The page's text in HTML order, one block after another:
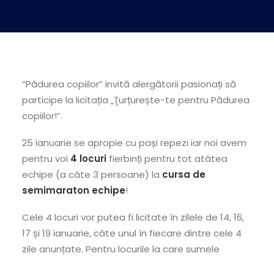
“Pădurea copiilor” invită alergătorii pasionați să
participe la licitația „Ţurțurește-te pentru Pădurea
copiilor!”.
25 ianuarie se apropie cu pași repezi iar noi avem
pentru voi 4 locuri fierbinți pentru tot atâtea
echipe (a câte 3 persoane) la cursa de
semimaraton echipe!
Cele 4 locuri vor putea fi licitate în zilele de 14, 16,
17 și 19 ianuarie, câte unul în fiecare dintre cele 4
zile anunțate. Pentru locurile la care sumele